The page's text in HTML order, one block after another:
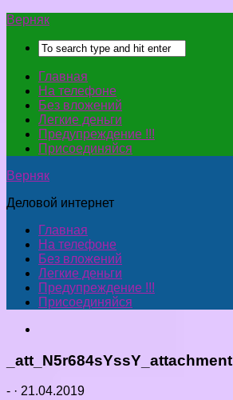
Верняк
Главная
На телефоне
Без вложений
Легкие деньги
Предупреждение !!!
Присоединяйся
Верняк
Деловой интернет
Главная
На телефоне
Без вложений
Легкие деньги
Предупреждение !!!
Присоединяйся
_att_N5r684sYssY_attachment
- · 21.04.2019